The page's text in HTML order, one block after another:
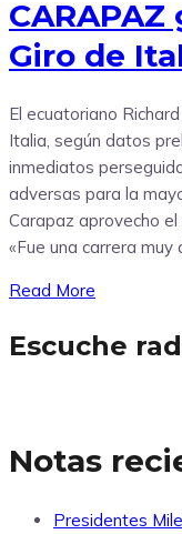
CARAPAZ
Giro de
El ecuatoriano
Italia, según datos
inmediatos
adversas para la
Carapaz aprovecho
«Fue una carrera muy
Read More
Escuche
Notas
Presidentes